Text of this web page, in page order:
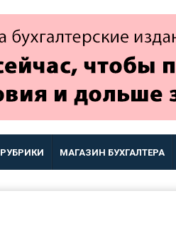
РУБРИКИ МАГАЗИН БУХГАЛТЕРА